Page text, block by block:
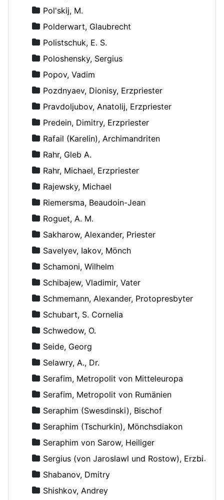
Pol'skij, M.
Polderwart, Glaubrecht
Polistschuk, E. S.
Poloshensky, Sergius
Popov, Vadim
Pozdnyaev, Dionisy, Erzpriester
Pravdoljubov, Anatolij, Erzpriester
Predein, Dimitry, Erzpriester
Rafail (Karelin), Archimandriten
Rahr, Gleb A.
Rahr, Michael, Erzpriester
Rajewsky, Michael
Riemersma, Beaudoin-Jean
Roguet, A. M.
Sakharow, Alexander, Priester
Savelyev, Iakov, Mönch
Schamoni, Wilhelm
Schibajew, Vladimir, Vater
Schmemann, Alexander, Protopresbyter
Schubart, S. Cornelia
Schwedow, O.
Seide, Georg
Selawry, A., Dr.
Serafim, Metropolit von Mitteleuropa
Serafim, Metropolit von Rumänien
Seraphim (Swesdinski), Bischof
Seraphim (Tschurkin), Mönchsdiakon
Seraphim von Sarow, Heiliger
Sergius (von Jaroslawl und Rostow), Erzbischof
Shabanov, Dmitry
Shishkov, Andrey